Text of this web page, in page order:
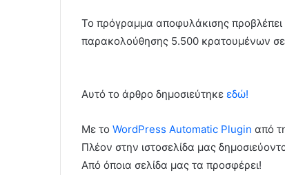
Το πρόγραμμα αποφυλάκισης προβλέπει
παρακολούθησης 5.500 κρατουμένων σε
Αυτό το άρθρο δημοσιεύτηκε εδώ!
Με το WordPress Automatic Plugin από
Πλέον στην ιστοσελίδα μας
Από όποια σελίδα μας τα προσφέρει!